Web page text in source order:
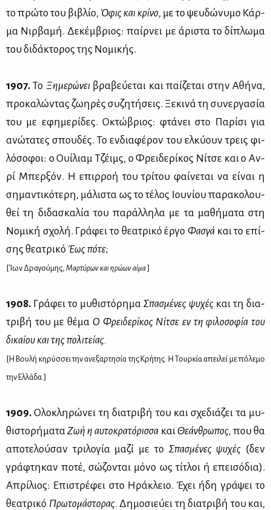
το πρώ­το του βι­βλίο, Όφις και κρί­νο, με το ψευ­δώ­νυ­μο Κάρ­
μα Νιρ­βα­μή. Δε­κέμ­βριος: παίρ­νει με άρι­στα το δί­πλω­μα
του δι­δά­κτο­ρος της Νο­μι­κής.
1907. Το Ξη­με­ρώ­νειβρα­βεύ­ε­ται και παί­ζε­ται στην Αθή­να,
προ­κα­λώ­ντας ζω­η­ρές συ­ζη­τή­σεις. Ξε­κι­νά τη συ­νερ­γα­σία
του με εφη­με­ρί­δες. Οκτώ­βριος: φτά­νει στο Πα­ρί­σι για
ανώ­τα­τες σπου­δές. Το εν­δια­φέ­ρον του ελ­κύ­ουν τρεις φι­
λό­σο­φοι: ο Ουί­λιαμ Τζέιμς, ο Φρει­δε­ρί­κος Νί­τσε και ο Αν­
ρί Μπερ­ξόν. Η επιρ­ροή του τρί­του φαί­νε­ται να εί­ναι η
ση­μα­ντι­κό­τε­ρη, μά­λι­στα ως το τέ­λος Ιου­νί­ου πα­ρα­κο­λου­
θεί τη δι­δα­σκα­λία του πα­ράλ­λη­λα με τα μα­θή­μα­τα στη
Νο­μι­κή σχο­λή. Γρά­φει το θε­α­τρι­κό έρ­γο Φα­σγά και το επί­
σης θε­α­τρι­κό Έως πό­τε;
[Ίων Δρα­γού­μης, Μαρ­τύ­ρων και ηρώ­ων αί­μα]
1908. Γρά­φει το μυ­θι­στό­ρη­μα Σπα­σμέ­νες ψυ­χές και τη δια­
τρι­βή του με θέ­μα Ο Φρει­δε­ρί­κος Νί­τσε εν τη φι­λο­σο­φία του
δι­καί­ου και της πο­λι­τεί­ας.
[Η Βου­λή κη­ρύσ­σει την ανε­ξαρ­τη­σία της Κρή­της. Η Τουρ­κία απει­λεί με πό­λε­μο
την Ελ­λά­δα.]
1909.Ολο­κλη­ρώ­νει τη δια­τρι­βή του και σχε­διά­ζει τα μυ­
θι­στο­ρή­μα­ταΖωή η αυ­το­κρα­τό­ρισ­σα και Θε­άν­θρω­πος, που θα
απο­τε­λού­σαν τρι­λο­γία μα­ζί με το Σπα­σμέ­νες ψυ­χές (δεν
γρά­φτη­καν πο­τέ, σώ­ζο­νται μό­νο ως τί­τλοι ή επει­σό­δια).
Απρί­λιος: Επι­στρέ­φει στο Ηρά­κλειο. Έχει ήδη γρά­ψει το
θε­α­τρι­κό Πρω­το­μά­στο­ρας. Δη­μο­σιεύ­ει τη δια­τρι­βή του και,